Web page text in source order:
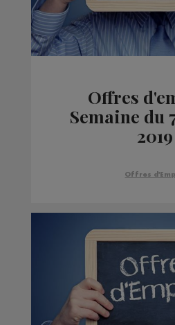
Offres
Semaine du
2019
Offres